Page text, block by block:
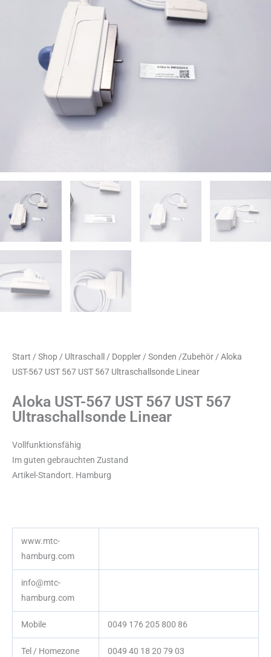
Start / Shop / Ultraschall / Doppler / Sonden /Zubehör / Aloka
UST-567 UST 567 UST 567 Ultraschallsonde Linear
Aloka UST-567 UST 567 UST 567
Ultraschallsonde Linear
Vollfunktionsfähig
Im guten gebrauchten Zustand
Artikel-Standort. Hamburg
www.mtc-
hamburg.com
info@mtc-
hamburg.com
Mobile 0049 176 205 800 86
Tel / Homezone 0049 40 18 20 79 03